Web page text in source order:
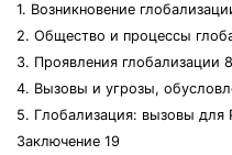
1. Возникновение
2. Общество и процессы
3. Проявления глобализации 8
4. Вызовы и угрозы,
5. Глобализация: вызовы для
Заключение 19